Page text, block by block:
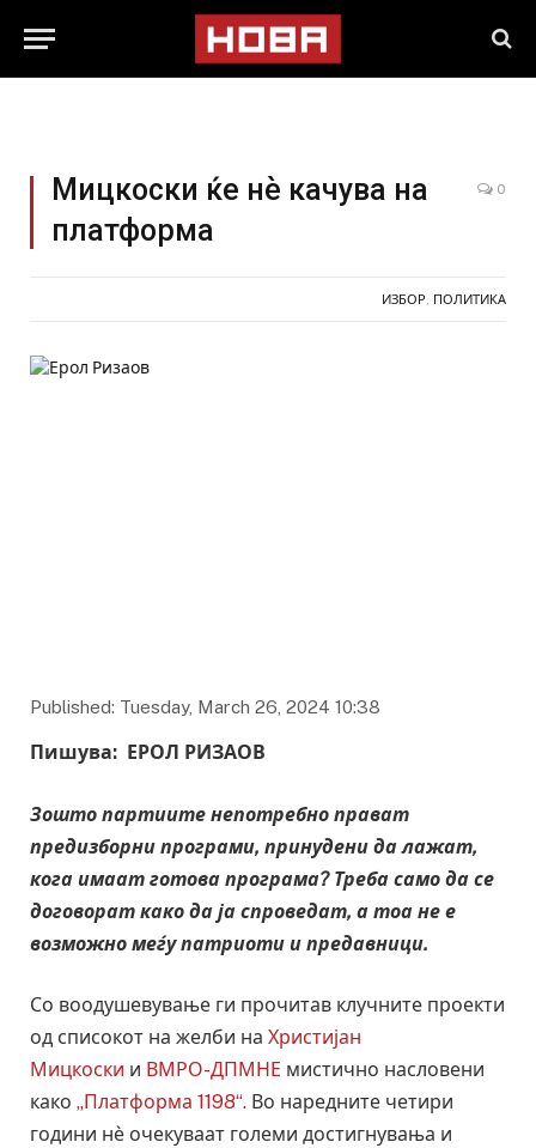
Мицкоски ќе нѐ качува на
платформа
0
ИЗБОР ПОЛИТИКА
Published: Tuesday, March 26, 2024 10:38
Пишува: ЕРОЛ РИЗАОВ
Зошто партиите непотребно прават
предизборни програми, принудени да лажат,
кога имаат готова програма? Треба само да се
договорат како да ја спроведат, а тоа не е
возможно меѓу патриоти и предавници.
Со воодушевување ги прочитав клучните проекти
од списокот на желби на Христијан
Мицкоски и ВМРО-ДПМНЕ мистично насловени
како „Платформа 1198“. Во наредните четири
години нѐ очекуваат големи достигнувања и